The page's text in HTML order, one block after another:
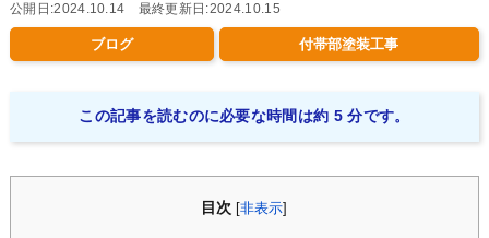
公開日:2024.10.14 最終更新日:2024.10.15
ブログ 付帯部塗装工事
この記事を読むのに必要な時間は約 5 分です。
目次 [非表示